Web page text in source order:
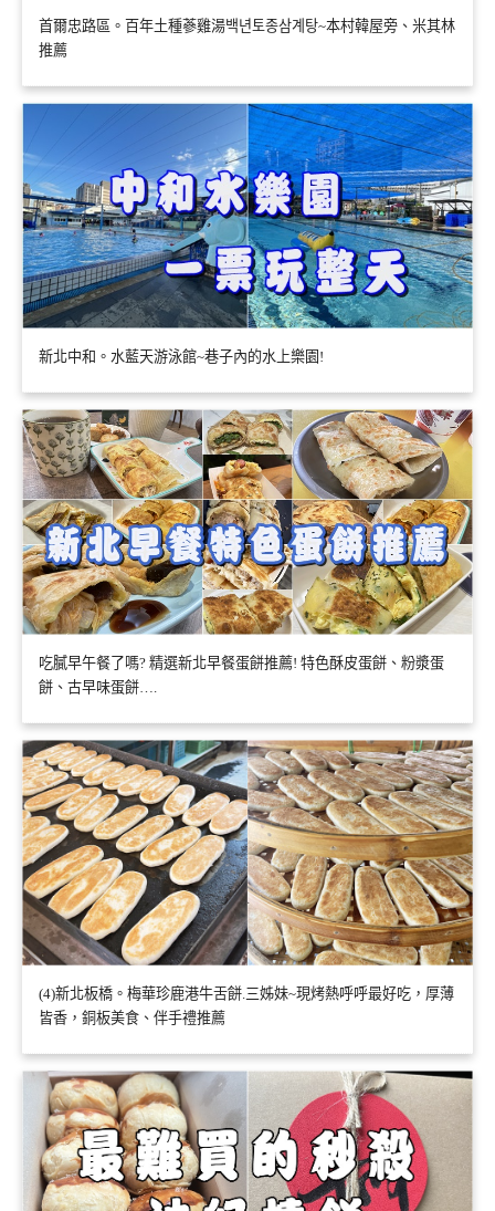
首爾忠路區。百年土種蔘雞湯백년토종삼계탕~本村韓屋旁、米其林
推薦
新北中和。水藍天游泳館~巷子內的水上樂園!
吃膩早午餐了嗎? 精選新北早餐蛋餅推薦! 特色酥皮蛋餅、粉漿蛋
餅、古早味蛋餅….
(4)新北板橋。梅華珍鹿港牛舌餅.三姊妹~現烤熱呼呼最好吃，厚薄
皆香，銅板美食、伴手禮推薦